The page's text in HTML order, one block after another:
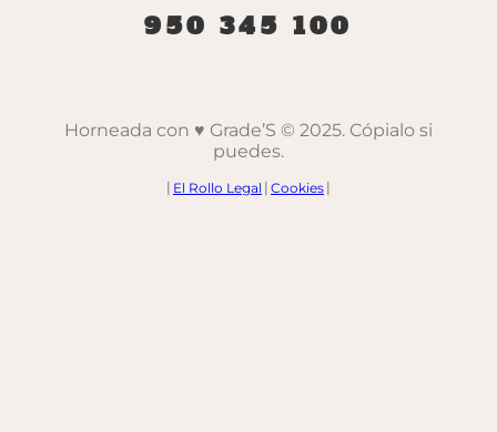
950 345 100
Horneada con ♥️ Grade’S © 2025. Cópialo si
puedes.
El Rollo Legal Cookies